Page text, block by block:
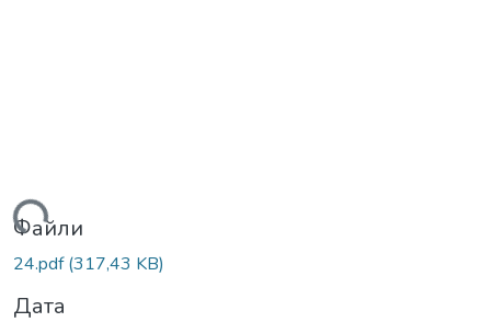
Файли
24.pdf(317,43 KB)
Дата